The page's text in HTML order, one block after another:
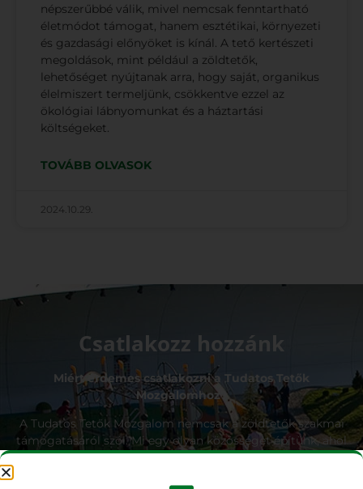
népszerűbbé válik, mivel nemcsak fenntartható
életmódot támogat, hanem esztétikai, környezeti
és gazdasági előnyöket is kínál. A tető kertészeti
megoldások, mint például a zöldtetők,
lehetőséget nyújtanak arra, hogy saját, organikus
élelmiszert termeljünk, csökkentve ezzel az
ökológiai lábnyomunkat és a háztartási
költségeket.
TOVÁBB OLVASOK
2024.10.29.
Csatlakozz hozzánk
Miért érdemes csatlakozni a Tudatos Tetők
Mozgalomhoz?
A Tudatos Tetők Mozgalom nemcsak a zöldtetők szakmai
támogatásáról szól. Mi egy olyan közösséget építünk, ahol
a tagok megoszthatják tapasztalataikat, tanulhatnak